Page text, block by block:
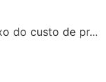
do custo de pr...